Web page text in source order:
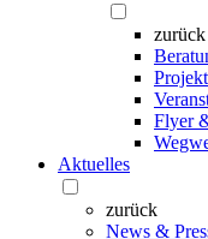
zurück
Flyer
Aktuelles
zurück
News &